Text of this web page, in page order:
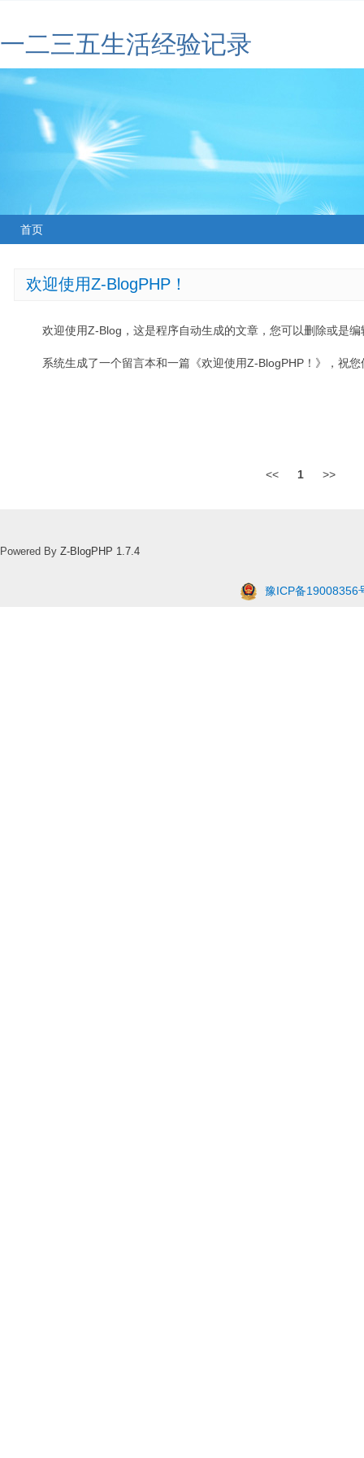
一二三五生活经验记录
首页
欢迎使用Z-BlogPHP！
欢迎使用Z-Blog，这是程序自动生成的文章，您可以删除或是编
系统生成了一个留言本和一篇《欢迎使用Z-BlogPHP！》，祝
<< 1 >>
Powered By Z-BlogPHP 1.7.4
豫ICP备19008356